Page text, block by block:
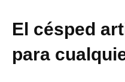
El césped
para